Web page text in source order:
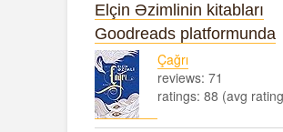
Elçin Əzimlinin kitabları
Goodreads platformunda
Çağrı
reviews: 71
ratings: 88 (avg